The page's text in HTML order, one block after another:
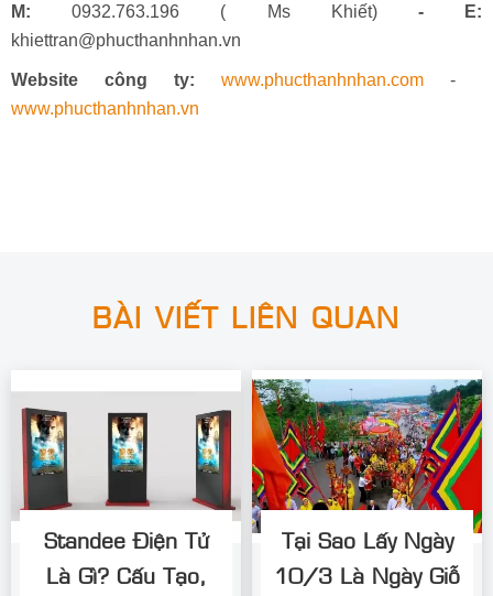
M: 0932.763.196 ( Ms Khiết) - E:
khiettran@phucthanhnhan.vn
Website công ty: www.phucthanhnhan.com -
www.phucthanhnhan.vn
BÀI VIẾT LIÊN QUAN
Standee Điện Tử
Là Gì? Cấu Tạo,
Tại Sao Lấy Ngày
10/3 Là Ngày Giỗ